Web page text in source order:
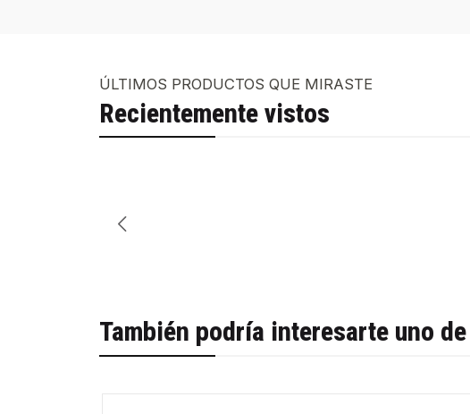
ÚLTIMOS PRODUCTOS QUE MIRASTE
Recientemente vistos
También podría interesarte uno